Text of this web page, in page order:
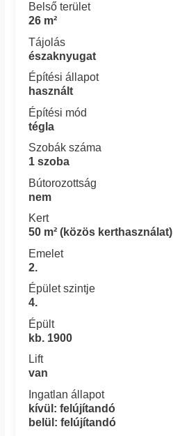
Belső terület
26 m²
Tájolás
északnyugat
Építési állapot
használt
Építési mód
tégla
Szobák száma
1 szoba
Bútorozottság
nem
Kert
50 m² (közös kerthasználat)
Emelet
2.
Épület szintje
4.
Épült
kb. 1900
Lift
van
Ingatlan állapot
kívül: felújítandó
belül: felújítandó